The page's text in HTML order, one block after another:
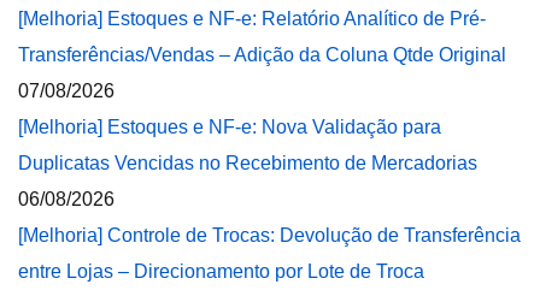
[Melhoria] Estoques e NF-e: Relatório Analítico de Pré-
Transferências/Vendas – Adição da Coluna Qtde Original
07/08/2026
[Melhoria] Estoques e NF-e: Nova Validação para
Duplicatas Vencidas no Recebimento de Mercadorias
06/08/2026
[Melhoria] Controle de Trocas: Devolução de Transferência
entre Lojas – Direcionamento por Lote de Troca